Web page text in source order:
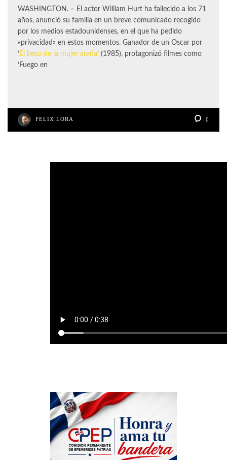
WASHINGTON. – El actor William Hurt ha fallecido a los 71
años, anunció su familia en un breve comunicado recogido
por los medios estadounidenses, en el que ha pedido
«privacidad» en estos momentos. Ganador de un Oscar por
‘ El beso de la mujer araña’ (1985), protagonizó filmes como
‘Fuego en
FELIX LORA 0